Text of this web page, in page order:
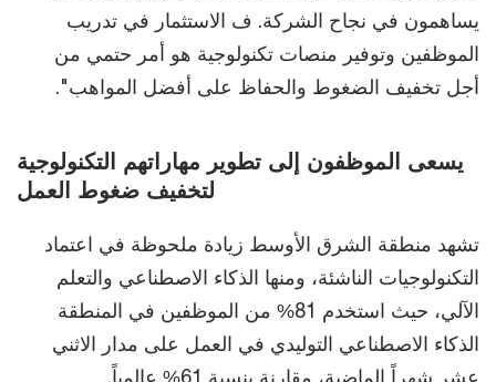
يساهمون في نجاح الشركة. ف الاستثمار في تدريب
الموظفين وتوفير منصات تكنولوجية هو أمر حتمي من
أجل تخفيف الضغوط والحفاظ على أفضل المواهب".
يسعى الموظفون إلى تطوير مهاراتهم التكنولوجية
لتخفيف ضغوط العمل
تشهد منطقة الشرق الأوسط زيادة ملحوظة في اعتماد
التكنولوجيات الناشئة، ومنها الذكاء الاصطناعي والتعلم
الآلي، حيث استخدم 81% من الموظفين في المنطقة
الذكاء الاصطناعي التوليدي في العمل على مدار الاثني
عشر شهراً الماضية، مقارنة بنسبة 61% عالمياً.